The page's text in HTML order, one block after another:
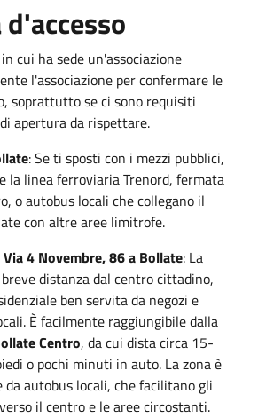
cui ha sede un'associazione
l'associazione per confermare le
soprattutto se ci sono requisiti
apertura da rispettare.
: Se ti sposti con i mezzi pubblici,
la linea ferroviaria Trenord, fermata
o autobus locali che collegano il
con altre aree limitrofe.
4 Novembre, 86 a Bollate: La
distanza dal centro cittadino,
ben servita da negozi e
È facilmente raggiungibile dalla
Centro, da cui dista circa 15-
o pochi minuti in auto. La zona è
da autobus locali, che facilitano gli
il centro e le aree circostanti.